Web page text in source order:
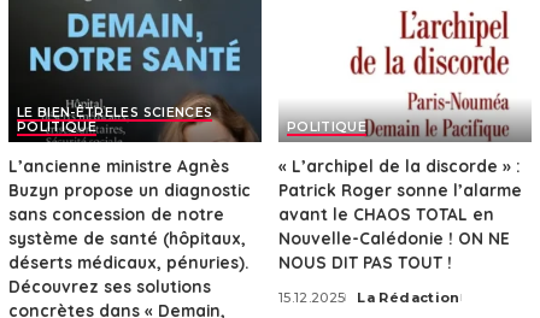
LE BIEN-ÊTRELES SCIENCES
POLITIQUE
L’ancienne ministre Agnès
Buzyn propose un diagnostic
sans concession de notre
système de santé (hôpitaux,
déserts médicaux, pénuries).
Découvrez ses solutions
concrètes dans « Demain,
POLITIQUE
« L’archipel de la discorde » :
Patrick Roger sonne l’alarme
avant le CHAOS TOTAL en
Nouvelle-Calédonie ! ON NE
NOUS DIT PAS TOUT !
15.12.2025
Posted
La Rédaction